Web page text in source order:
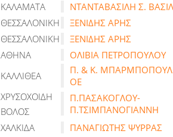
ΚΑΛΑΜΑΤΑ
ΝΤΑΝΤΑΒΑΣΙΛΗ Σ.
ΘΕΣΣΑΛΟΝΙΚΗ
ΞΕΝΙΔΗΣ ΑΡΗΣ
ΘΕΣΣΑΛΟΝΙΚΗ
ΞΕΝΙΔΗΣ ΑΡΗΣ
ΑΘΗΝΑ
ΟΛΙΒΙΑ ΠΕΤΡΟΠΟΥΛΟΥ
ΚΑΛΛΙΘΕΑ
Π. & Κ.
ΟΕ
ΧΡΥΣΟΧΟΙΔΗ
ΒΟΛΟΣ
Π.ΠΑΣΑΚΟΓΛΟΥ-
Π.ΤΣΙΜΠΑΝΟΓΙΑΝΝΗ
ΧΑΛΚΙΔΑ
ΠΑΝΑΓΙΩΤΗΣ ΨΥΡΡΑΣ